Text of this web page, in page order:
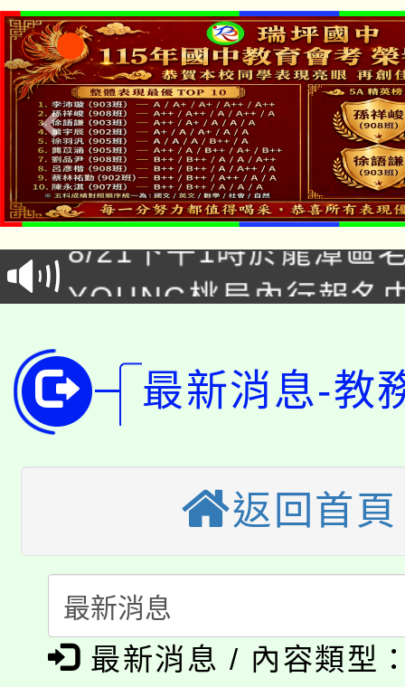
「本色祭」8/29、30在
場熱烈登場!
8/21下午1時於龍潭區
徵才活動。
YOUNG桃局內行報名
開!
115年桃園市運動會8/
田徑場及游泳池舉行。
桃園市低收入戶享有免
視費優惠，中低收入戶
半價優惠，詳情可洽有
者。
大園自造教育及科技中
份教師增能研習
大溪自造教育及科技
份教師研習
淨零綠生活教案入校路
會
115年食農教育專業人
程
「本色祭」8/29、30在
最新消息-教
返回首頁
最新消息 / 內容類型